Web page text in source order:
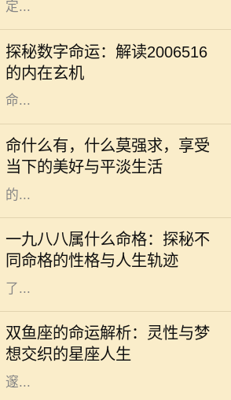
定...
探秘数字命运：解读2006516
的内在玄机
在中华传统文化中，数字不仅仅是数
学符号，更是承载着丰富意义和神秘
力量的象征。数字命理学，作为一种
有趣且古老的智慧，帮助人们解析生
命...
命什么有，什么莫强求，享受
当下的美好与平淡生活
在生活的长河中，我们常常被各种期
待、梦想和理想所驱动。我们为了追
求所谓的成功与幸福而不断努力，但
往往在这个过程中，却忽视了最重要
的...
一九八八属什么命格：探秘不
同命格的性格与人生轨迹
一九八八年是农历的戊辰年，也就是
中国传统命理中的龙年。按照五行理
论，戊辰年对应的五行是土，这为出
生在这一年的朋友们的命格特征奠定
了...
双鱼座的命运解析：灵性与梦
想交织的星座人生
双鱼座，作为十二星座中的最后一个
星座，象征着无尽的灵性与感性。双
鱼座的人通常极具同情心，对周围人
的情感极为敏感，他们像海洋一般深
邃...